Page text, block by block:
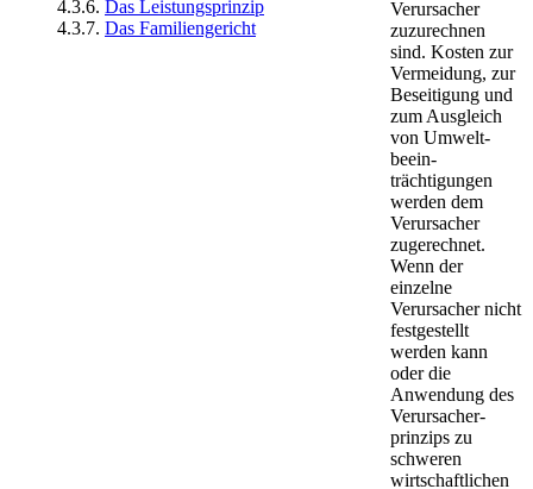
4.3.6. Das Leistungsprinzip
4.3.7. Das Familiengericht
Verursacher
zuzurechnen
sind. Kosten zur
Vermeidung, zur
Beseitigung und
zum Ausgleich
von Umwelt­
beein­
trächtigungen
werden dem
Verursacher
zugerechnet.
Wenn der
einzelne
Verursacher nicht
festgestellt
werden kann
oder die
Anwendung des
Verursacher­
prinzips zu
schweren
wirtschaftlichen